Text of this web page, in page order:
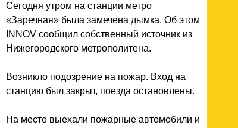
Сегодня утром на станции метро
«Заречная» была замечена дымка. Об этом
INNOV сообщил собственный источник из
Нижегородского метрополитена.
Возникло подозрение на пожар. Вход на
станцию был закрыт, поезда остановлены.
На место выехали пожарные автомобили и